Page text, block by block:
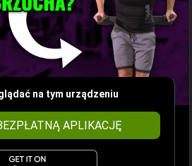
na tym urządzeniu
APLIKACJĘ